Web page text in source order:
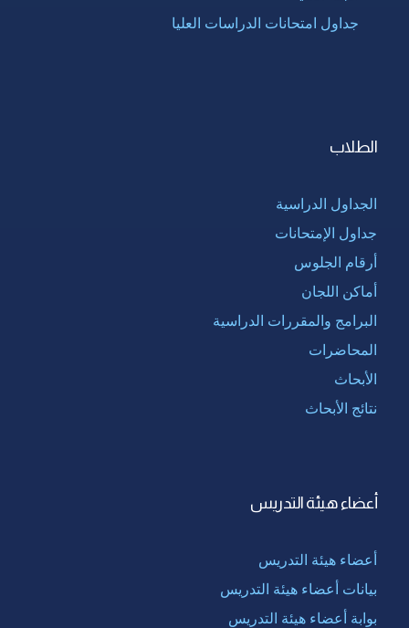
جداول امتحانات الدراسات العليا
الطلاب
الجداول الدراسية
جداول الإمتحانات
أرقام الجلوس
أماكن اللجان
البرامج والمقررات الدراسية
المحاضرات
الأبحاث
نتائج الأبحاث
أعضاء هيئة التدريس
أعضاء هيئة التدريس
بيانات أعضاء هيئة التدريس
بوابة أعضاء هيئة التدريس